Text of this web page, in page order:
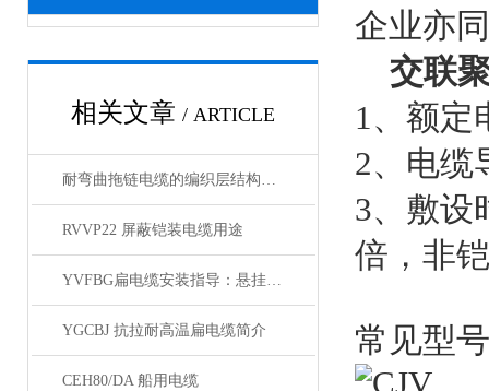
相关文章 / ARTICLE
耐弯曲拖链电缆的编织层结构有哪几种
RVVP22 屏蔽铠装电缆用途
YVFBG扁电缆安装指导：悬挂张力控制、弯曲半径与卷筒收放要点
YGCBJ 抗拉耐高温扁电缆简介
CEH80/DA 船用电缆
企业亦
交联
1、额定
2、电缆
3、敷设
倍，非
常见型